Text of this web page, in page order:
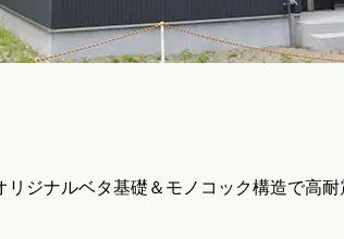
ジナルベタ基礎＆モノコック構造で高耐